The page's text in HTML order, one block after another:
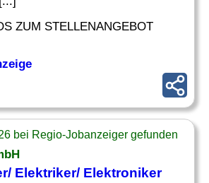
ZUM STELLENANGEBOT
bei Regio-Jobanzeiger gefunden
Elektriker/ Elektroniker